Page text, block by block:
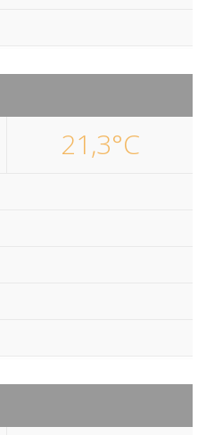
21,3°C